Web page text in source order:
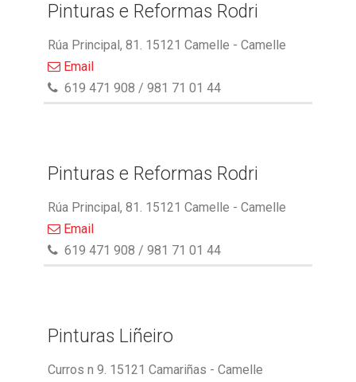
Pinturas e Reformas Rodri
Rúa Principal, 81. 15121 Camelle - Camelle
Email
619 471 908 / 981 71 01 44
Pinturas e Reformas Rodri
Rúa Principal, 81. 15121 Camelle - Camelle
Email
619 471 908 / 981 71 01 44
Pinturas Liñeiro
Curros n 9. 15121 Camariñas - Camelle